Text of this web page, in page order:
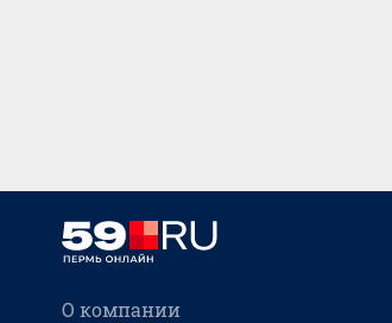
О компании